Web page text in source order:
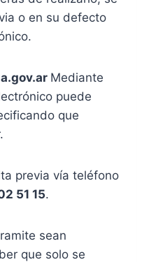
o en su defecto
Mediante
puede
que
previa vía teléfono
51 15.
sean
que solo se